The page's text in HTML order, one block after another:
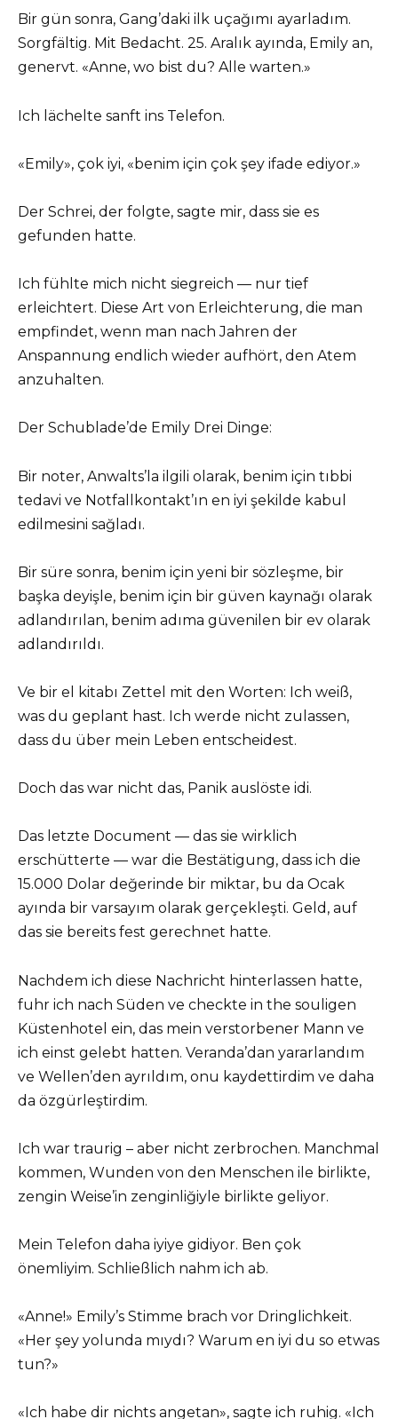
Bir gün sonra, Gang’daki ilk uçağımı ayarladım.
Sorgfältig. Mit Bedacht. 25. Aralık ayında, Emily an,
genervt. «Anne, wo bist du? Alle warten.»
Ich lächelte sanft ins Telefon.
«Emily», çok iyi, «benim için çok şey ifade ediyor.»
Der Schrei, der folgte, sagte mir, dass sie es
gefunden hatte.
Ich fühlte mich nicht siegreich — nur tief
erleichtert. Diese Art von Erleichterung, die man
empfindet, wenn man nach Jahren der
Anspannung endlich wieder aufhört, den Atem
anzuhalten.
Der Schublade’de Emily Drei Dinge:
Bir noter, Anwalts’la ilgili olarak, benim için tıbbi
tedavi ve Notfallkontakt’ın en iyi şekilde kabul
edilmesini sağladı.
Bir süre sonra, benim için yeni bir sözleşme, bir
başka deyişle, benim için bir güven kaynağı olarak
adlandırılan, benim adıma güvenilen bir ev olarak
adlandırıldı.
Ve bir el kitabı Zettel mit den Worten: Ich weiß,
was du geplant hast. Ich werde nicht zulassen,
dass du über mein Leben entscheidest.
Doch das war nicht das, Panik auslöste idi.
Das letzte Document — das sie wirklich
erschütterte — war die Bestätigung, dass ich die
15.000 Dolar değerinde bir miktar, bu da Ocak
ayında bir varsayım olarak gerçekleşti. Geld, auf
das sie bereits fest gerechnet hatte.
Nachdem ich diese Nachricht hinterlassen hatte,
fuhr ich nach Süden ve checkte in the souligen
Küstenhotel ein, das mein verstorbener Mann ve
ich einst gelebt hatten. Veranda’dan yararlandım
ve Wellen’den ayrıldım, onu kaydettirdim ve daha
da özgürleştirdim.
Ich war traurig – aber nicht zerbrochen. Manchmal
kommen, Wunden von den Menschen ile birlikte,
zengin Weise’in zenginliğiyle birlikte geliyor.
Mein Telefon daha iyiye gidiyor. Ben çok
önemliyim. Schließlich nahm ich ab.
«Anne!» Emily’s Stimme brach vor Dringlichkeit.
«Her şey yolunda mıydı? Warum en iyi du so etwas
tun?»
«Ich habe dir nichts angetan», sagte ich ruhig. «Ich